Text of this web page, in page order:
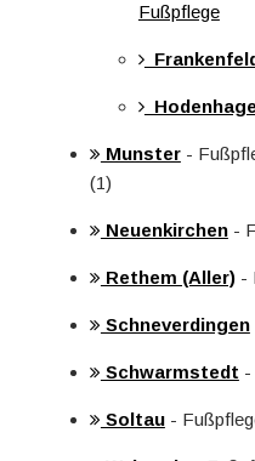
Fußpflege
Munster-
(1)
Neuenkirchen-
Rethem (Aller)-
Schneverdingen
Schwarmstedt -
Soltau-